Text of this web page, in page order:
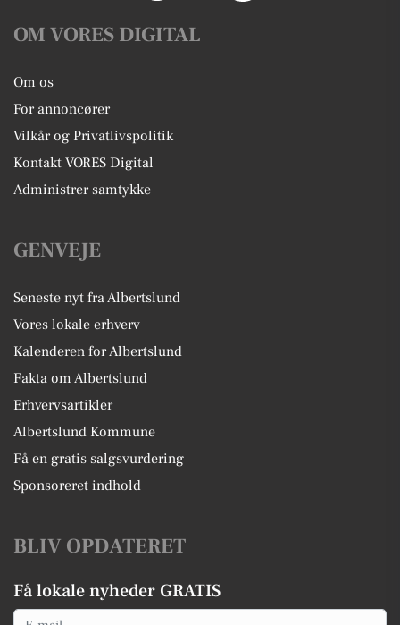
OM VORES DIGITAL
Om os
For annoncører
Vilkår og Privatlivspolitik
Kontakt VORES Digital
Administrer samtykke
GENVEJE
Seneste nyt fra Albertslund
Vores lokale erhverv
Kalenderen for Albertslund
Fakta om Albertslund
Erhvervsartikler
Albertslund Kommune
Få en gratis salgsvurdering
Sponsoreret indhold
BLIV OPDATERET
Få lokale nyheder GRATIS
Email